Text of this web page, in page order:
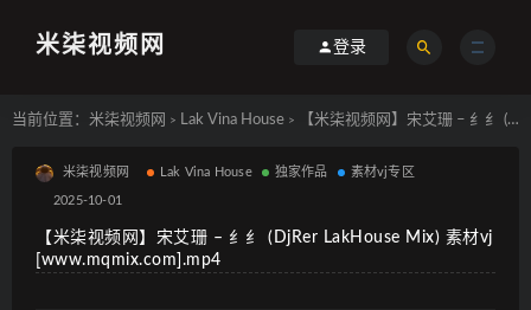
米柒视频网 登录
当前位置： 米柒视频网 > Lak Vina House > 【米柒视频网】宋艾珊 – 纟纟 (DjRer LakHouse Mix) 素材vj [www.mqmix.com].mp4
米柒视频网 Lak Vina House 独家作品 素材vj专区
2025-10-01
【米柒视频网】宋艾珊 – 纟纟 (DjRer LakHouse Mix) 素材vj
[www.mqmix.com].mp4